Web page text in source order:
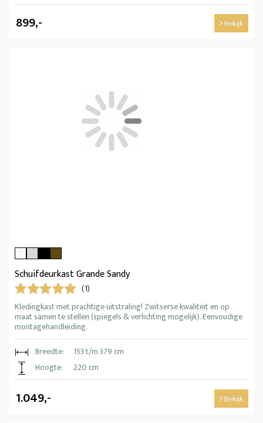
899,- Bekijk
Schuifdeurkast Grande Sandy
(1)
Kledingkast met prachtige uitstraling! Zwitserse kwaliteit en op
maat samen te stellen (spiegels & verlichting mogelijk). Eenvoudige
montagehandleiding.
Breedte:
153 t/m 379 cm
Hoogte:
220 cm
1.049,- Bekijk